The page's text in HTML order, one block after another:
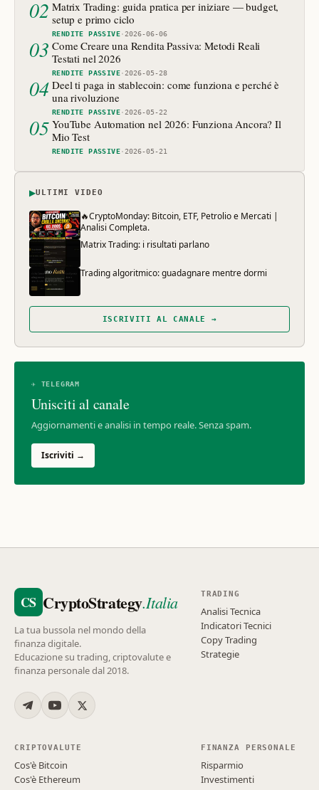
02 Matrix Trading: guida pratica per iniziare — budget,
setup e primo ciclo
RENDITE PASSIVE·2026-06-06
03 Come Creare una Rendita Passiva: Metodi Reali
Testati nel 2026
RENDITE PASSIVE·2026-05-28
04 Deel ti paga in stablecoin: come funziona e perché è
una rivoluzione
RENDITE PASSIVE·2026-05-22
05 YouTube Automation nel 2026: Funziona Ancora? Il
Mio Test
RENDITE PASSIVE·2026-05-21
▶ULTIMI VIDEO
🔥CryptoMonday: Bitcoin, ETF, Petrolio e Mercati |
Analisi Completa.
Matrix Trading: i risultati parlano
Trading algoritmico: guadagnare mentre dormi
ISCRIVITI AL CANALE →
✈ TELEGRAM
Unisciti al canale
Aggiornamenti e analisi in tempo reale. Senza spam.
Iscriviti →
CS CryptoStrategy.Italia
La tua bussola nel mondo della
finanza digitale.
Educazione su trading, criptovalute e
finanza personale dal 2018.
TRADING
Analisi Tecnica
Indicatori Tecnici
Copy Trading
Strategie
CRIPTOVALUTE
Cos'è Bitcoin
Cos'è Ethereum
FINANZA PERSONALE
Risparmio
Investimenti